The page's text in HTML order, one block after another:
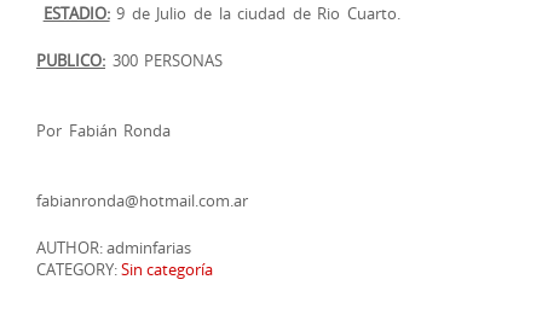
ESTADIO:9 de Julio de la ciudad de Rio Cuarto.
PUBLICO: 300 PERSONAS
Por Fabián Ronda
fabianronda@hotmail.com.ar
AUTHOR: adminfarias
CATEGORY:Sin categoría